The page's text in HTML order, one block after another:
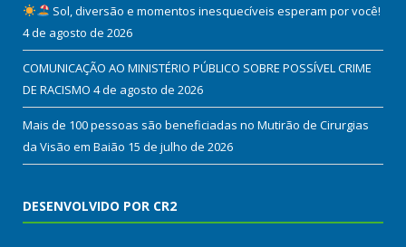
Sol, diversão e momentos inesquecíveis esperam por você!
4 de agosto de 2026
COMUNICAÇÃO AO MINISTÉRIO PÚBLICO SOBRE POSSÍVEL CRIME
DE RACISMO 4 de agosto de 2026
Mais de 100 pessoas são beneficiadas no Mutirão de Cirurgias
da Visão em Baião 15 de julho de 2026
DESENVOLVIDO POR CR2